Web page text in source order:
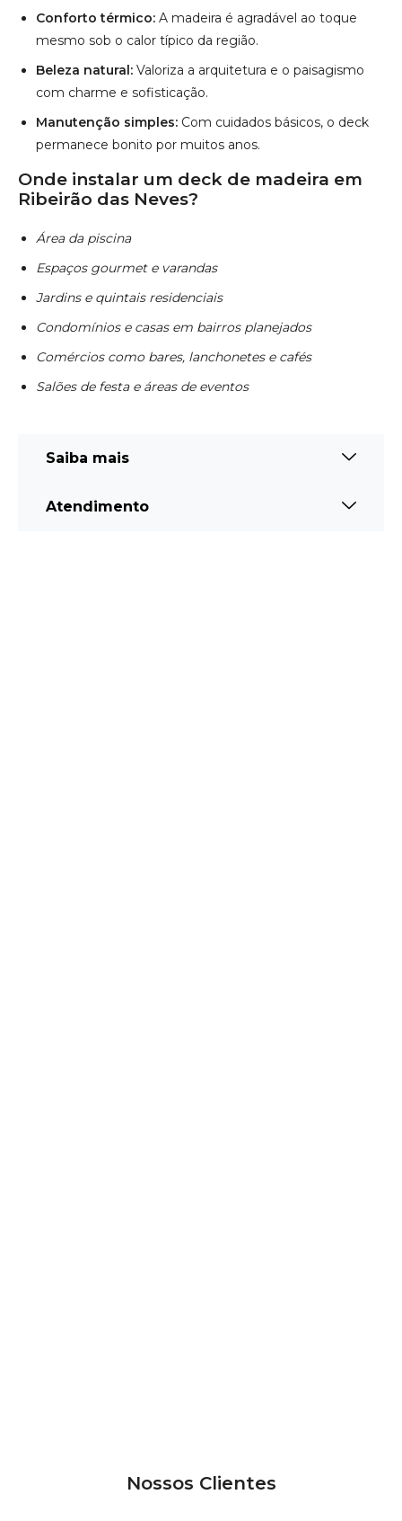
Conforto térmico: A madeira é agradável ao toque
mesmo sob o calor típico da região.
Beleza natural: Valoriza a arquitetura e o paisagismo
com charme e sofisticação.
Manutenção simples: Com cuidados básicos, o deck
permanece bonito por muitos anos.
Onde instalar um deck de madeira em
Ribeirão das Neves?
Área da piscina
Espaços gourmet e varandas
Jardins e quintais residenciais
Condomínios e casas em bairros planejados
Comércios como bares, lanchonetes e cafés
Salões de festa e áreas de eventos
Saiba mais
Atendimento
Nossos Clientes